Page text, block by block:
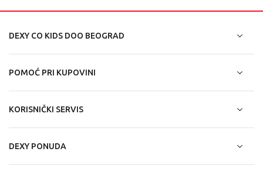
DEXY CO KIDS DOO BEOGRAD
POMOĆ PRI KUPOVINI
KORISNIČKI SERVIS
DEXY PONUDA